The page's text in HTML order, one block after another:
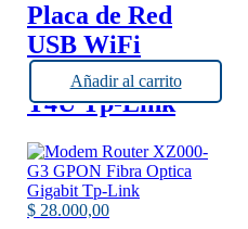
Placa de Red
USB WiFi
AC1300 – Archer
T4U Tp-Link
Añadir al carrito
$ 28.000,00